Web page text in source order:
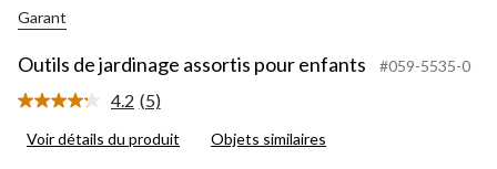
Garant
Outils de jardinage assortis pour enfants #059-5535-0
4.2 Lire
5
(5)
Voir détails du produit Objets similaires